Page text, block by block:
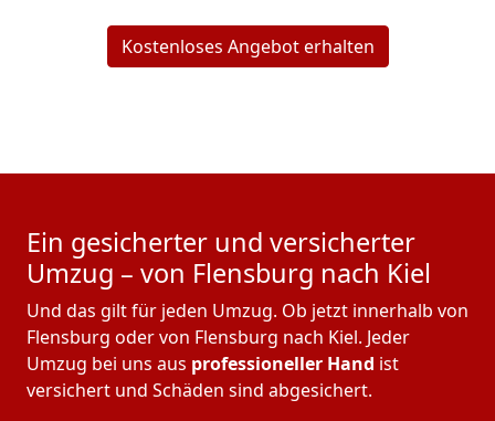
Kostenloses Angebot erhalten
Ein gesicherter und versicherter
Umzug – von Flensburg nach Kiel
Und das gilt für jeden Umzug. Ob jetzt innerhalb von
Flensburg oder von Flensburg nach Kiel. Jeder
Umzug bei uns aus professioneller Hand ist
versichert und Schäden sind abgesichert.